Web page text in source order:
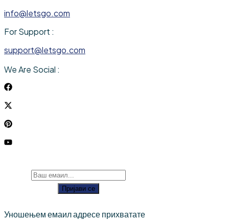
info@letsgo.com
For Support :
support@letsgo.com
We Are Social :
Пријави се
Уношењем емаил адресе прихватате